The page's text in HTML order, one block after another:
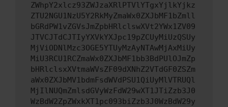
ZWhpY2xlcz93ZWJzaXRlPTVlYTgxYjlkYjkz
ZTU2NGU1NzU5Y2RkMyZmaWx0ZXJbMF1bZmll
bGRdPW1vZGVsJmZpbHRlclswXVt2YWx1ZV09
JTVCJTdCJTIyYXVkYXJpc19pZCUyMiUzQSUy
MjViODNlMzc3OGE5YTUyMzAyNTAwMjAxMiUy
MiU3RCU1RCZmaWx0ZXJbMF1bb3BdPUlOJmZp
bHRlclsxXVtmaWVsZF09dXNhZ2VTdGF0ZSZm
aWx0ZXJbMV1bdmFsdWVdPSU1QiUyMlVTRUQl
MjIlNUQmZmlsdGVyWzFdW29wXT1JTiZzb3J0
WzBdW2ZpZWxkXT1pc093biZzb3J0WzBdW29y